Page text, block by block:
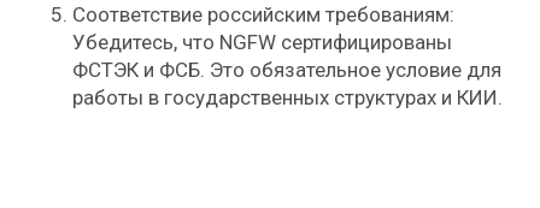
Соответствие российским требованиям:
Убедитесь, что NGFW сертифицированы
ФСТЭК и ФСБ. Это обязательное условие для
работы в государственных структурах и КИИ.